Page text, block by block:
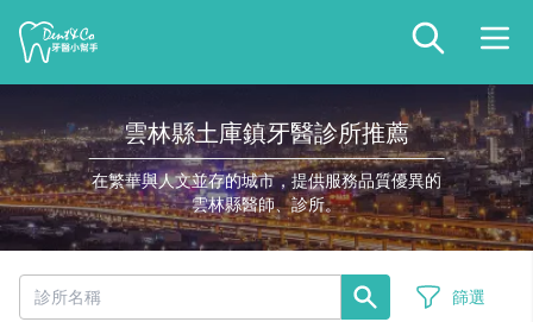
雲林縣土庫鎮牙醫診所推薦
在繁華與人文並存的城市，提供服務品質優異的
雲林縣醫師、診所。
篩選